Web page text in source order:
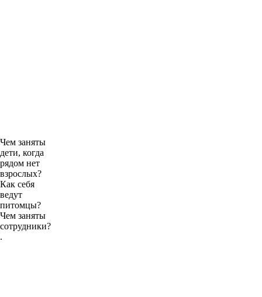
Чем заняты
дети, когда
рядом нет
взрослых?
Как себя
ведут
питомцы?
Чем заняты
сотрудники?
.